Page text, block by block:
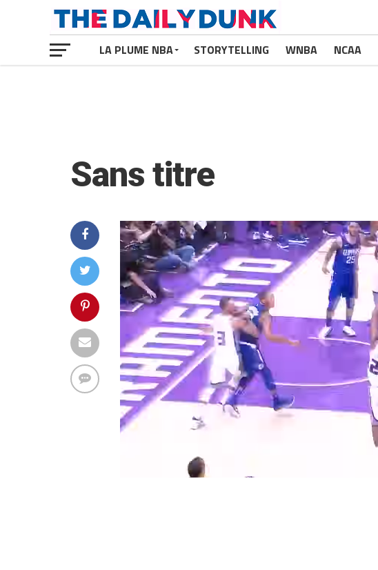
LA PLUME NBA STORYTELLING WNBA NCAA
Sans titre